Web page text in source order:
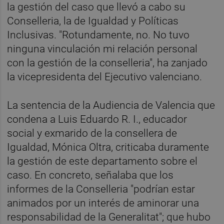
la gestión del caso que llevó a cabo su
Conselleria, la de Igualdad y Políticas
Inclusivas. "Rotundamente, no. No tuvo
ninguna vinculación mi relación personal
con la gestión de la conselleria", ha zanjado
la vicepresidenta del Ejecutivo valenciano.
La sentencia de la Audiencia de Valencia que
condena a Luis Eduardo R. I., educador
social y exmarido de la consellera de
Igualdad, Mónica Oltra, criticaba duramente
la gestión de este departamento sobre el
caso. En concreto, señalaba que los
informes de la Conselleria "podrían estar
animados por un interés de aminorar una
responsabilidad de la Generalitat"; que hubo